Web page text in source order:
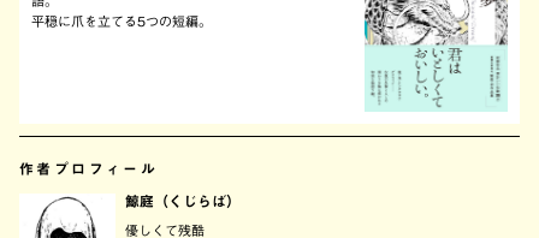
平穏に爪を立てる5つの短編。
作者プロフィール
鯨庭（くじらば）
優しくて残酷